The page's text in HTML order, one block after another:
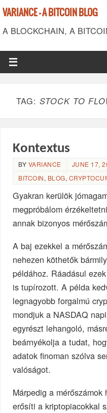
VARIANCE - A BITCOIN BLOG
A BLOCKCHAIN, A
TAG: STOCK TO
Kontextus
BY VARIANCE
JUNE 17,
BITCOIN, BLOG,
Gyakran kerülök
megpróbálom
annak bizonyos
A baj ezekkel a
nehezen köthetők
példához. Ráadásul
is tupírozott. A példa
legnagyobb forgalmú
mondjuk a NASDAQ
egyrészt lehangoló,
beárnyékolja a tudat,
adatok finoman szólva
valóságot.
Márpedig a
erősíti a kriptopiacokkal